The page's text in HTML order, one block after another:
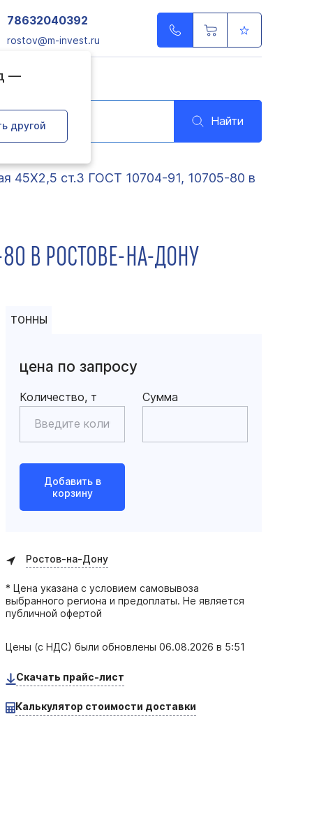
—
другой
78632040392
rostov@m-invest.ru
Найти
45Х2,5 ст.3 ГОСТ 10704-91, 10705-80 в
80 В РОСТОВЕ-НА-ДОНУ
ТОННЫ
цена по запросу
Количество, т Сумма
Добавить в
корзину
Ростов-на-Дону
* Цена указана с условием самовывоза
выбранного региона и предоплаты. Не является
публичной офертой
Цены (с НДС) были обновлены06.08.2026 в 5:51
Скачать прайс-лист
Калькулятор стоимости доставки